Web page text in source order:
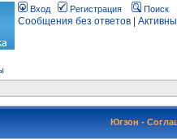
Вход Регистрация Поиск
Сообщения без ответов
Югзон -